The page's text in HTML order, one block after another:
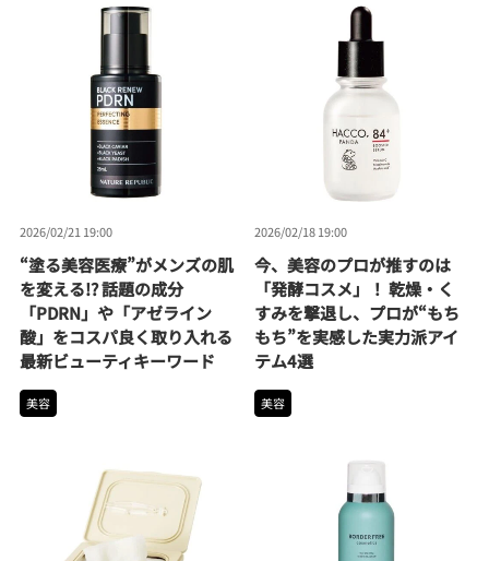
2026/02/21 19:00
“塗る美容医療”がメンズの肌
を変える!? 話題の成分
「PDRN」や「アゼライン
酸」をコスパ良く取り入れる
最新ビューティキーワード
美容
2026/02/18 19:00
今、美容のプロが推すのは
「発酵コスメ」！ 乾燥・く
すみを撃退し、プロが“もち
もち”を実感した実力派アイ
テム4選
美容